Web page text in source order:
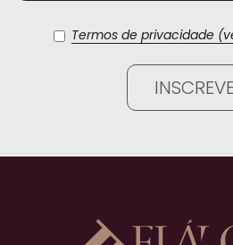
Termos de privacidade